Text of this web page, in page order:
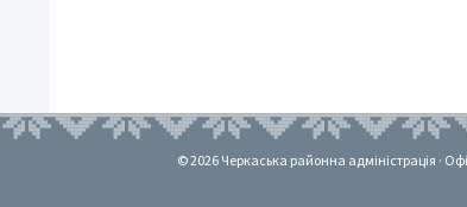
© 2026 Черкаська районна адміністрація ·